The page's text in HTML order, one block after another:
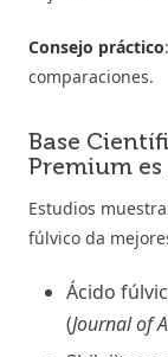
Consejo práctico
comparaciones.
Base
Premium
Estudios
fúlvico da
Ácido
(Journal of